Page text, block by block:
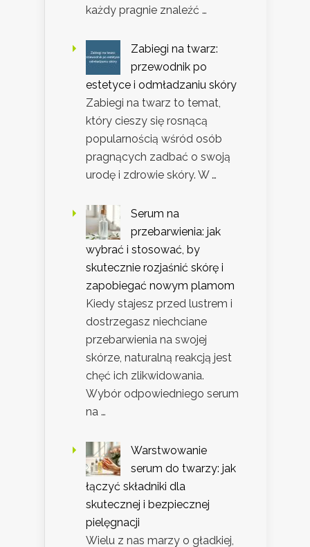
każdy pragnie znaleźć …
Zabiegi na twarz:
przewodnik po
estetyce i odmładzaniu skóry
Zabiegi na twarz to temat,
który cieszy się rosnącą
popularnością wśród osób
pragnących zadbać o swoją
urodę i zdrowie skóry. W …
Serum na
przebarwienia: jak
wybrać i stosować, by
skutecznie rozjaśnić skórę i
zapobiegać nowym plamom
Kiedy stajesz przed lustrem i
dostrzegasz niechciane
przebarwienia na swojej
skórze, naturalną reakcją jest
chęć ich zlikwidowania.
Wybór odpowiedniego serum
na …
Warstwowanie
serum do twarzy: jak
łączyć składniki dla
skutecznej i bezpiecznej
pielęgnacji
Wielu z nas marzy o gładkiej,